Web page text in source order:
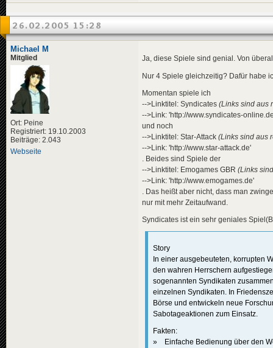
26.02.2005 15:28
Michael M
Mitglied
Ort: Peine
Registriert: 19.10.2003
Beiträge: 2.043
Webseite
Ja, diese Spiele sind genial. Von
Nur 4 Spiele gleichzeitig? Dafür habe
Momentan spiele ich
-->Linktitel: Syndicates (Links sind aus
-->Link: 'http://www.syndicates-
und noch
-->Linktitel: Star-Attack (Links sind aus
-->Link: 'http://www.star-attack.de'
. Beides sind Spiele der
-->Linktitel: Emogames GBR (Links
-->Link: 'http://www.emogames.de'
. Das heißt aber nicht, dass man
nur mit mehr Zeitaufwand.
Syndicates ist ein sehr geniales
Story
In einer ausgebeuteten, korrupten
den wahren Herrschern
sogenannten Syndikaten
einzelnen Syndikaten. In
Börse und entwickeln neue
Sabotageaktionen zum Einsatz.
Fakten:
» Einfache Bedienung über den